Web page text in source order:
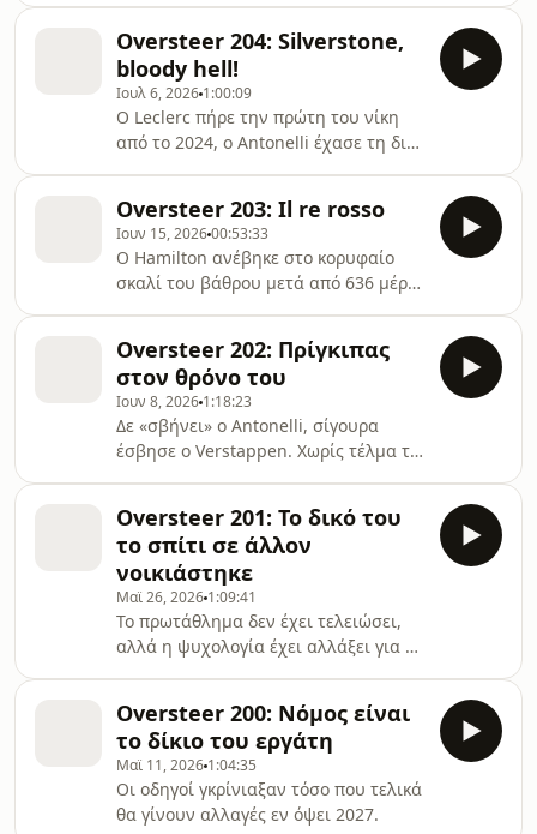
φορτιστές για τις μπαταρίες.
Oversteer 204: Silverstone,
bloody hell!
Ιουλ 6, 2026 1:00:09
Ο Leclerc πήρε την πρώτη του νίκη
από το 2024, ο Antonelli έχασε τη δική
Oversteer 203: Il re rosso
Ιουν 15, 202600:53:33
Ο Hamilton ανέβηκε στο κορυφαίο
σκαλί του βάθρου μετά από 636 μέρες
δεύτερη θέση&#8230;
Oversteer 202: Πρίγκιπας
στον θρόνο του
Ιουν 8, 2026 1:18:23
Δε «σβήνει» ο Antonelli, σίγουρα
έσβησε ο Verstappen. Χωρίς τέλμα το
Leclerc&#8230;
Oversteer 201: Το δικό του
το σπίτι σε άλλον
νοικιάστηκε
Μαϊ 26, 2026 1:09:41
Το πρωτάθλημα δεν έχει τελειώσει,
αλλά η ψυχολογία έχει αλλάξει για τα
απειλές του Verstappen&#8230;
Oversteer 200: Νόμος είναι
το δίκιο του εργάτη
Μαϊ 11, 2026 1:04:35
Οι οδηγοί γκρίνιαξαν τόσο που τελικά
θα γίνουν αλλαγές εν όψει 2027.